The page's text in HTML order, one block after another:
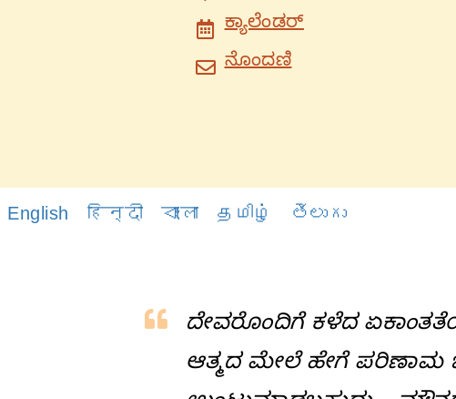
ಕ್ಯಾಲೆಂಡರ್
ನೊಂದಣಿ
English हिन्दी বাংলা தமிழ் తెలుగు
ದೇವರೊಂದಿಗೆ ಕಳೆದ
ಆತ್ಮದ ಮೇಲೆ ಹೇಗೆ ಪರಿಣಾಮ